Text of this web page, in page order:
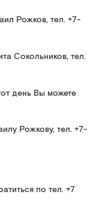
Рожков, тел. +7-
Сокольников, тел.
день Вы можете
Рожкову, тел. +7-
по тел. +7